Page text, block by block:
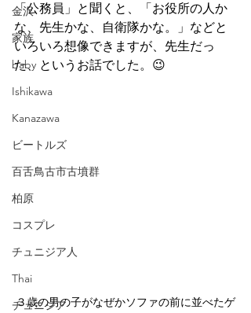
金沢
家族
baby
Ishikawa
Kanazawa
ビートルズ
百舌鳥古市古墳群
柏原
コスプレ
チュニジア人
Thai
チュニジア
「公務員」と聞くと、「お役所の人か
な、先生かな、自衛隊かな。」などと
いろいろ想像できますが、先生だっ
た、というお話でした。😉
３歳の男の子がなぜかソファの前に並べたゲ